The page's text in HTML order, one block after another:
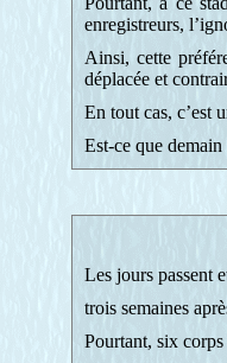
enregistreurs,
Ainsi, cette
déplacée et
En tout cas, c’est
Est-ce que
Les jours passent
trois semaines
Pourtant, six corps